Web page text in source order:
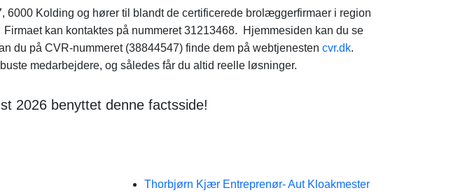
Kolding og hører til blandt de certificerede brolæggerfirmaer i region
kan kontaktes på nummeret 31213468. Hjemmesiden kan du se
du på CVR-nummeret (38844547) finde dem på webtjenesten cvr.dk.
medarbejdere, og således får du altid reelle løsninger.
2026 benyttet denne factsside!
Thorbjørn Kjær Entreprenør- Aut Kloakmester